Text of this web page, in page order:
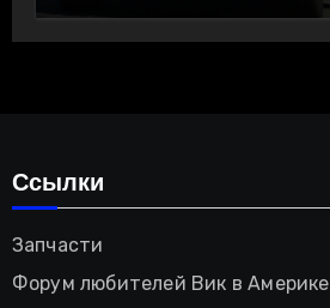
Ссылки
Запчасти
Форум любителей Вик в Америке